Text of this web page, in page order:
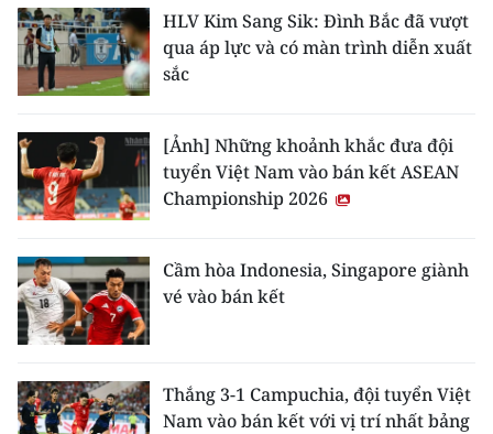
HLV Kim Sang Sik: Đình Bắc đã vượt
qua áp lực và có màn trình diễn xuất
sắc
[Ảnh] Những khoảnh khắc đưa đội
tuyển Việt Nam vào bán kết ASEAN
Championship 2026
Cầm hòa Indonesia, Singapore giành
vé vào bán kết
Thắng 3-1 Campuchia, đội tuyển Việt
Nam vào bán kết với vị trí nhất bảng